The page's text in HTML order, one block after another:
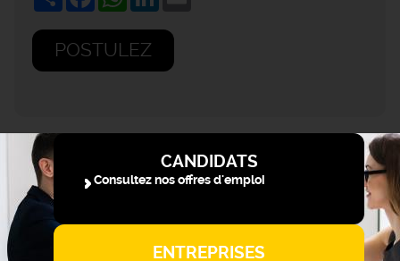
POSTULEZ
CANDIDATS
Consultez nos offres d'emploi
ENTREPRISES